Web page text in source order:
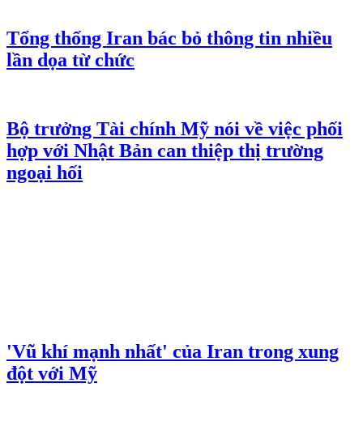
Tổng thống Iran bác bỏ thông tin nhiều
lần dọa từ chức
Bộ trưởng Tài chính Mỹ nói về việc phối
hợp với Nhật Bản can thiệp thị trường
ngoại hối
'Vũ khí mạnh nhất' của Iran trong xung
đột với Mỹ